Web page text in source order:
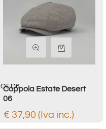
OED6
Coppola Estate Desert
06
€ 37,90 (Iva inc.)